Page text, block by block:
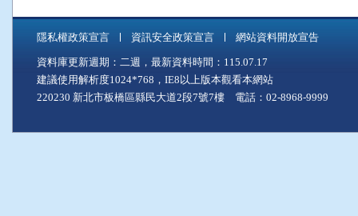
隱私權政策宣言 資訊安全政策宣言 網站資料開放宣告
資料庫更新週期：二週，最新資料時間：115.07.17
建議使用解析度1024*768，IE8以上版本觀看本網站
220230 新北市板橋區縣民大道2段7號7樓 電話：02-8968-9999